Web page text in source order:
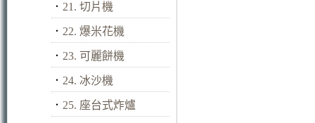
． 21. 切片機
． 22. 爆米花機
． 23. 可麗餅機
． 24. 冰沙機
． 25. 座台式炸爐